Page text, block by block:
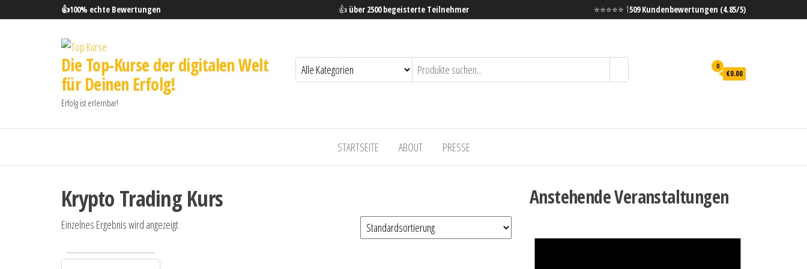
👍100% echte Bewertungen 👍über 2500 begeisterte Teilnehmer ⭐⭐⭐⭐⭐ 1509 Kundenbewertungen (4.85/5)
Die Top-Kurse der digitalen Welt
für Deinen Erfolg!
Erfolg ist erlernbar!
0
€0.00
STARTSEITE ABOUT PRESSE
Krypto Trading Kurs
Einzelnes Ergebnis wird angezeigt
Anstehende Veranstaltungen